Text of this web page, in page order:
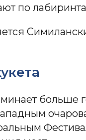
по
больше